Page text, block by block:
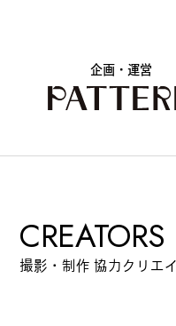
ショ
企画・運営
CREATORS
撮影・制作 協力クリエ